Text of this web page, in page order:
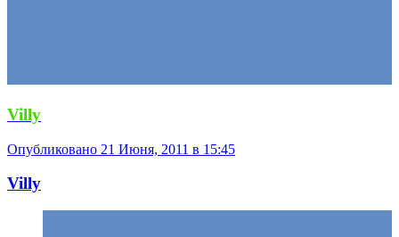
Villy
Опубликовано 21 Июня, 2011 в 15:45
Villy